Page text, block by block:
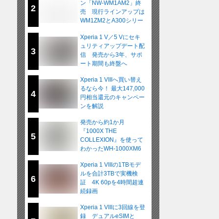
2
ン「NW-WM1AM2」終
売 現行ラインアップは
WM1ZM2とA300シリー
3
Xperia 1 V／5 Vにセキ
ュリティアップデート配
信 発売から3年、サポ
ート期間も終盤へ
4
Xperia 1 VIIIへ買い替え
るなら今！ 最大147,000
円相当還元のキャンペー
ンを解説
5
発売から約1か月
『1000X THE
COLLEXION』を使って
わかったWH-1000XM6
6
Xperia 1 VIIIの1TBモデ
ルを合計3TBで実機検
証 4K 60pを4時間超連
続録画
Xperia 1 VIIIに3回線を登
録 デュアルeSIMと